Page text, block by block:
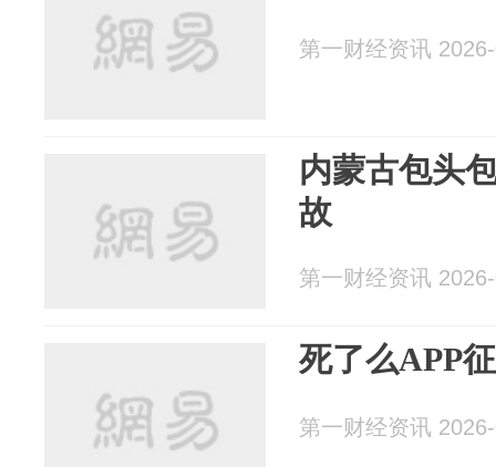
第一财经资讯
内蒙古包头
故
第一财经资讯
死了么APP
第一财经资讯